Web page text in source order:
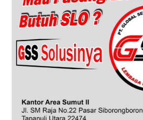
JABAR
WN
BANTEN
WN
WN
KEPRI